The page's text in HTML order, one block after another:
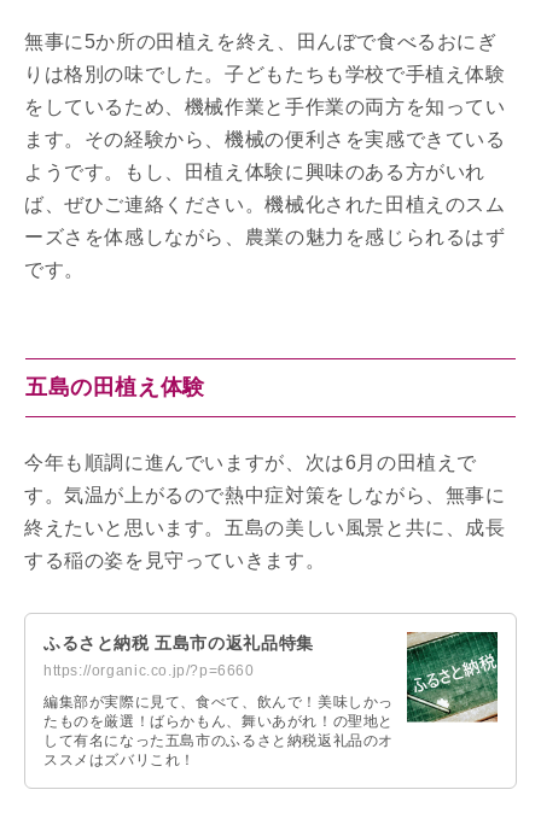
無事に5か所の田植えを終え、田んぼで食べるおにぎ
りは格別の味でした。子どもたちも学校で手植え体験
をしているため、機械作業と手作業の両方を知ってい
ます。その経験から、機械の便利さを実感できている
ようです。もし、田植え体験に興味のある方がいれ
ば、ぜひご連絡ください。機械化された田植えのスム
ーズさを体感しながら、農業の魅力を感じられるはず
です。
五島の田植え体験
今年も順調に進んでいますが、次は6月の田植えで
す。気温が上がるので熱中症対策をしながら、無事に
終えたいと思います。五島の美しい風景と共に、成長
する稲の姿を見守っていきます。
ふるさと納税 五島市の返礼品特集
https://organic.co.jp/?p=6660
編集部が実際に見て、食べて、飲んで！美味しかっ
たものを厳選！ばらかもん、舞いあがれ！の聖地と
して有名になった五島市のふるさと納税返礼品のオ
ススメはズバリこれ！